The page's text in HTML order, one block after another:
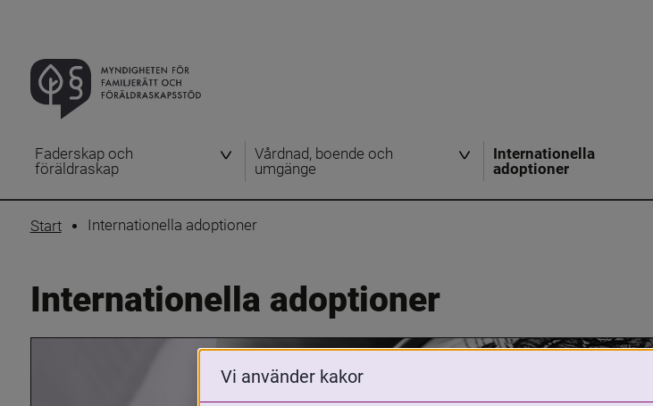
Faderskap och
föräldraskap
Vårdnad, boende och
umgänge
Internationella
adoptioner
Start Internationella adoptioner
Internationella adoptioner
Vi använder kakor